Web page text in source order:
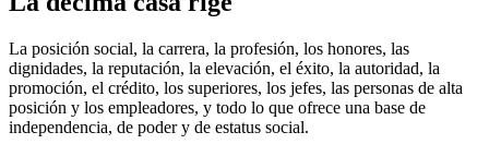
La posición social, la carrera, la profesión, los honores, las
dignidades, la reputación, la elevación, el éxito, la autoridad, la
promoción, el crédito, los superiores, los jefes, las personas de alta
posición y los empleadores, y todo lo que ofrece una base de
independencia, de poder y de estatus social.